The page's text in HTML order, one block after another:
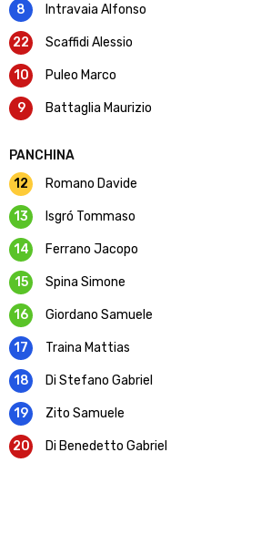
8 Intravaia Alfonso
22 Scaffidi Alessio
10 Puleo Marco
9 Battaglia Maurizio
PANCHINA
12
Romano Davide
13 Isgró Tommaso
14 Ferrano Jacopo
15 Spina Simone
16 Giordano Samuele
17 Traina Mattias
18 Di Stefano Gabriel
19 Zito Samuele
20 Di Benedetto Gabriel